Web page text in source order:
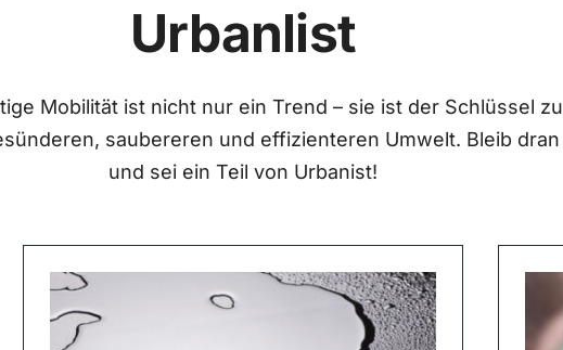
Urbanlist
Mobilität ist nicht nur ein Trend – sie ist der Schlüssel zu
saubereren und effizienteren Umwelt. Bleib dran
und sei ein Teil von Urbanist!